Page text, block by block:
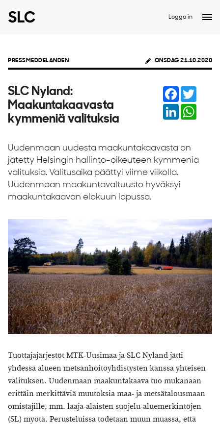
Logga in
PRESSMEDDELANDEN ONSDAG 21.10.2020
SLC Nyland:
Maakuntakaavasta
kymmeniä valituksia
Facebook
LinkedIn
Uudenmaan uudesta maakuntakaavasta on
jätetty Helsingin hallinto-oikeuteen kymmeniä
valituksia. Valitusaika päättyi viime viikolla.
Uudenmaan maakuntavaltuusto hyväksyi
maakuntakaavan elokuun lopussa.
Tuottajajärjestöt MTK-Uusimaa ja SLC Nyland jätti
yhdessä alueen metsänhoitoyhdistysten kanssa yhteisen
valituksen. Uudenmaan maakuntakaava tuo mukanaan
erittäin merkittäviä muutoksia maa- ja metsätalousmaan
omistajille, mm. laaja-alaisten suojelu-aluemerkintöjen
(SL) myötä. Perusteluissa todetaan muun muassa, että